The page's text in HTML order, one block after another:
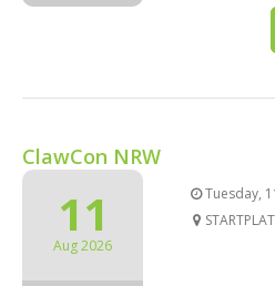
ClawCon NRW
11
Aug 2026
Tuesday,